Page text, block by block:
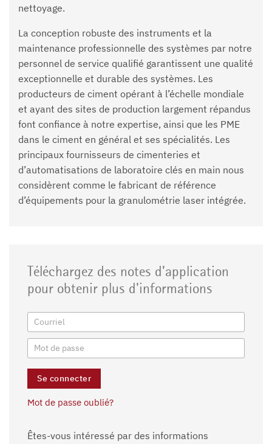
nettoyage.
La conception robuste des instruments et la
maintenance professionnelle des systèmes par notre
personnel de service qualifié garantissent une qualité
exceptionnelle et durable des systèmes. Les
producteurs de ciment opérant à l’échelle mondiale
et ayant des sites de production largement répandus
font confiance à notre expertise, ainsi que les PME
dans le ciment en général et ses spécialités. Les
principaux fournisseurs de cimenteries et
d’automatisations de laboratoire clés en main nous
considèrent comme le fabricant de référence
d’équipements pour la granulométrie laser intégrée.
Téléchargez des notes d’application
pour obtenir plus d'informations
Mot de passe oublié?
Êtes-vous intéressé par des informations